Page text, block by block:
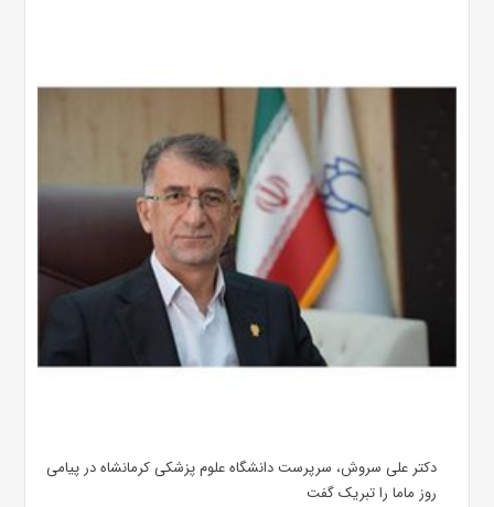
دکتر علی سروش، سرپرست دانشگاه علوم پزشکی کرمانشاه در پیامی
روز ماما را تبریک گفت